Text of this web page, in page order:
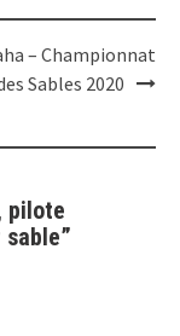
– Championnat
Sables 2020
pilote
sable”